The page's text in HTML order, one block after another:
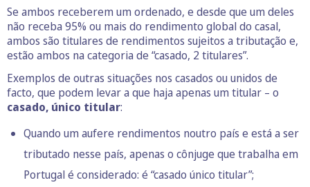
Se ambos receberem um ordenado, e desde que um deles
não receba 95% ou mais do rendimento global do casal,
ambos são titulares de rendimentos sujeitos a tributação e,
estão ambos na categoria de “casado, 2 titulares”.
Exemplos de outras situações nos casados ou unidos de
facto, que podem levar a que haja apenas um titular – o
casado, único titular:
Quando um aufere rendimentos noutro país e está a ser
tributado nesse país, apenas o cônjuge que trabalha em
Portugal é considerado: é “casado único titular”;